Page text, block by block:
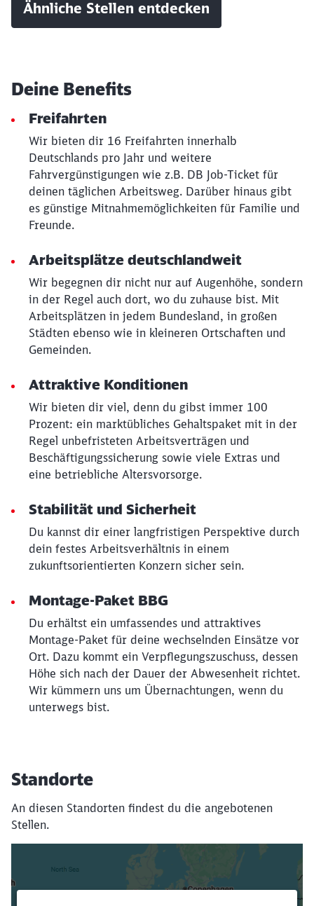
Ähnliche Stellen entdecken
Deine Benefits
Freifahrten
Wir bieten dir 16 Freifahrten innerhalb
Deutschlands pro Jahr und weitere
Fahrvergünstigungen wie z.B. DB Job-Ticket für
deinen täglichen Arbeitsweg. Darüber hinaus gibt
es günstige Mitnahmemöglichkeiten für Familie und
Freunde.
Arbeitsplätze deutschlandweit
Wir begegnen dir nicht nur auf Augenhöhe, sondern
in der Regel auch dort, wo du zuhause bist. Mit
Arbeitsplätzen in jedem Bundesland, in großen
Städten ebenso wie in kleineren Ortschaften und
Gemeinden.
Attraktive Konditionen
Wir bieten dir viel, denn du gibst immer 100
Prozent: ein marktübliches Gehaltspaket mit in der
Regel unbefristeten Arbeitsverträgen und
Beschäftigungssicherung sowie viele Extras und
eine betriebliche Altersvorsorge.
Stabilität und Sicherheit
Du kannst dir einer langfristigen Perspektive durch
dein festes Arbeitsverhältnis in einem
zukunftsorientierten Konzern sicher sein.
Montage-Paket BBG
Du erhältst ein umfassendes und attraktives
Montage-Paket für deine wechselnden Einsätze vor
Ort. Dazu kommt ein Verpflegungszuschuss, dessen
Höhe sich nach der Dauer der Abwesenheit richtet.
Wir kümmern uns um Übernachtungen, wenn du
unterwegs bist.
Standorte
An diesen Standorten findest du die angebotenen
Stellen.
Möchten Sie zuweitergeleitet
werden?
Abbrechen Weiter